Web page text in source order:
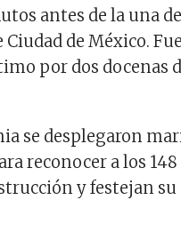
antes de la una
de México. Fue
por dos docenas
se desplegaron
reconocer a los 148
y festejan su